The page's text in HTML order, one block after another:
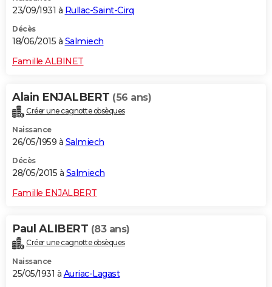
23/09/1931 à Rullac-Saint-Cirq
Décès
18/06/2015 à Salmiech
Famille ALBINET
Alain ENJALBERT (56 ans)
Créer une cagnotte obsèques
Naissance
26/05/1959 à Salmiech
Décès
28/05/2015 à Salmiech
Famille ENJALBERT
Paul ALIBERT (83 ans)
Créer une cagnotte obsèques
Naissance
25/05/1931 à Auriac-Lagast